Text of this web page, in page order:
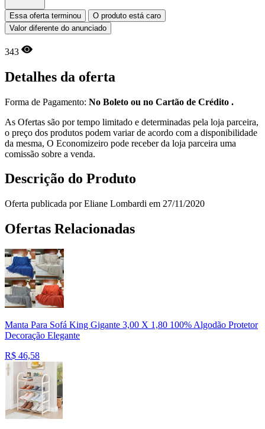
Essa oferta terminou
O produto está caro
Valor diferente do anunciado
343
Detalhes da oferta
Forma de Pagamento: No Boleto ou no Cartão de Crédito .
As Ofertas são por tempo limitado e determinadas pela loja parceira,
o preço dos produtos podem variar de acordo com a disponibilidade
da mesma, O Economizeiro pode receber da loja parceira uma
comissão sobre a venda.
Descrição do Produto
Oferta publicada por Eliane Lombardi em 27/11/2020
Ofertas Relacionadas
Manta Para Sofá King Gigante 3,00 X 1,80 100% Algodão Protetor
Decoração Elegante
R$ 46,58